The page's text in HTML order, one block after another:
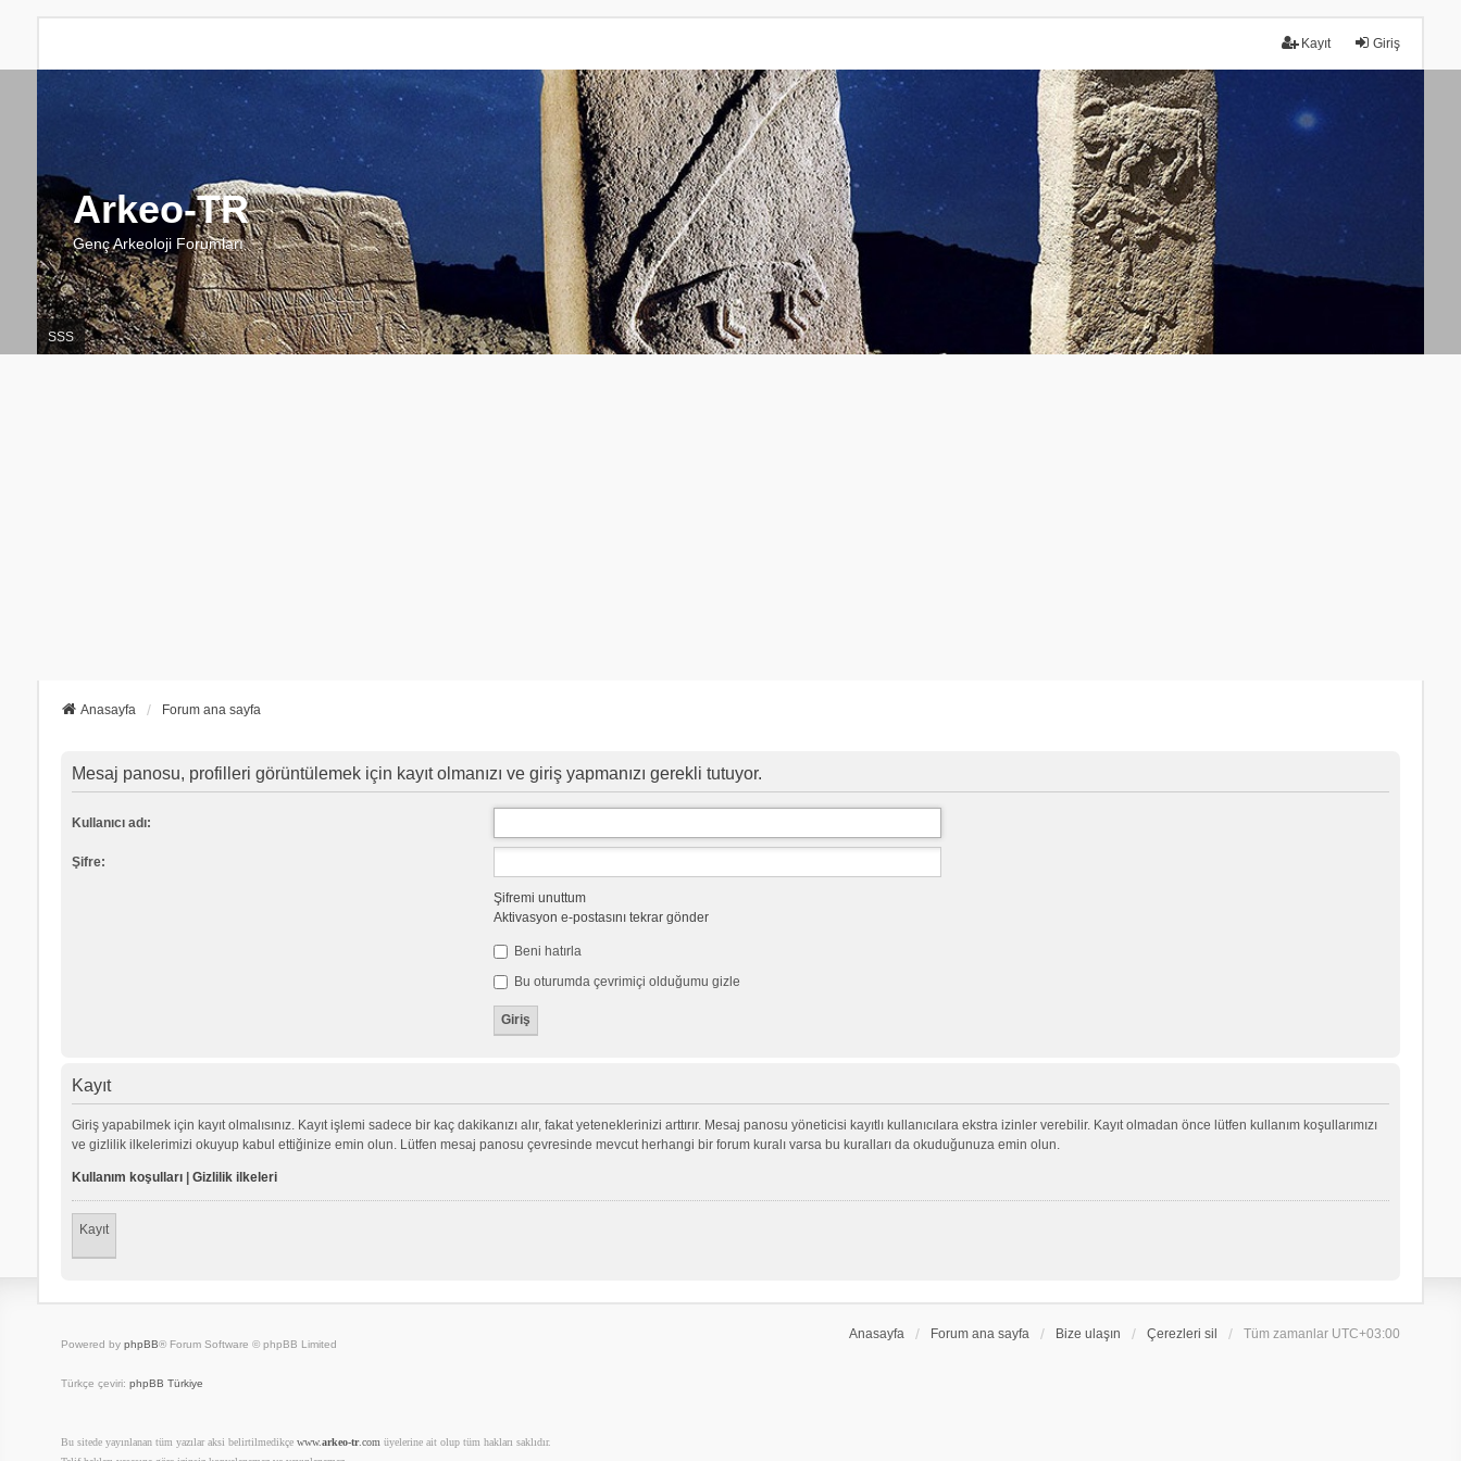
Giriş
Kayıt
Arkeo-TR
Genç Arkeoloji Forumları
SSS
Anasayfa Forum ana sayfa
Mesaj panosu, profilleri görüntülemek için kayıt olmanızı ve giriş yapmanızı gerekli tutuyor.
Kullanıcı adı:
Şifre:
Şifremi unuttum
Aktivasyon e-postasını tekrar gönder
Beni hatırla
Bu oturumda çevrimiçi olduğumu gizle
Kayıt
Giriş yapabilmek için kayıt olmalısınız. Kayıt işlemi sadece bir kaç dakikanızı alır, fakat yeteneklerinizi arttırır. Mesaj panosu yöneticisi kayıtlı kullanıcılara ekstra izinler verebilir. Kayıt olmadan önce lütfen kullanım koşullarımızı
ve gizlilik ilkelerimizi okuyup kabul ettiğinize emin olun. Lütfen mesaj panosu çevresinde mevcut herhangi bir forum kuralı varsa bu kuralları da okuduğunuza emin olun.
Kullanım koşulları| Gizlilik ilkeleri
Kayıt
Anasayfa Forum ana sayfa Bize ulaşın Çerezleri sil Tüm zamanlar UTC+03:00
Powered by phpBB® Forum Software © phpBB Limited
Türkçe çeviri: phpBB Türkiye
Bu sitede yayınlanan tüm yazılar aksi belirtilmedikçe www.arkeo-tr.com üyelerine ait olup tüm hakları saklıdır.